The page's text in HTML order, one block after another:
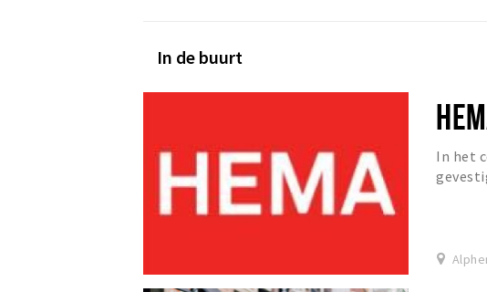
In de buurt
In het